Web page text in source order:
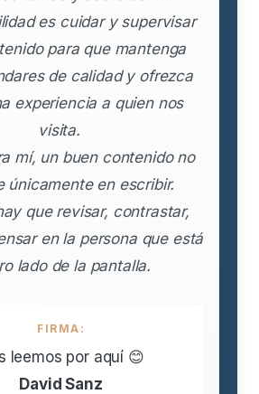
es cuidar y supervisar
para que mantenga
de calidad y ofrezca
experiencia a quien nos
visita.
mí, un buen contenido no
únicamente en escribir.
que revisar, contrastar,
en la persona que está
lado de la pantalla.
FIRMA:
leemos por aquí 😊
David Sanz